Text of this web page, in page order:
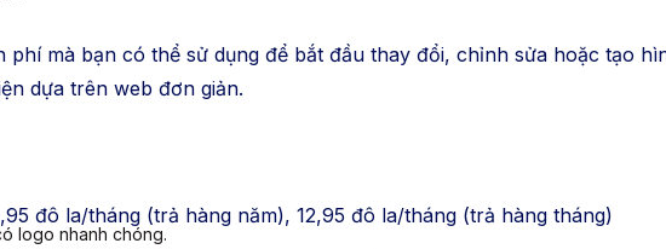
logo nhanh chóng.
phí mà bạn có thể sử dụng để bắt đầu thay đổi, chỉnh sửa hoặc tạo
dựa trên web đơn giản.
đô la/tháng (trả hàng năm), 12,95 đô la/tháng (trả hàng tháng)